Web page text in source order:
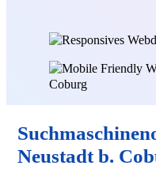
Neustadt b.